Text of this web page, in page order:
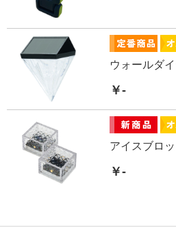
￥-
アイスブロ
￥-